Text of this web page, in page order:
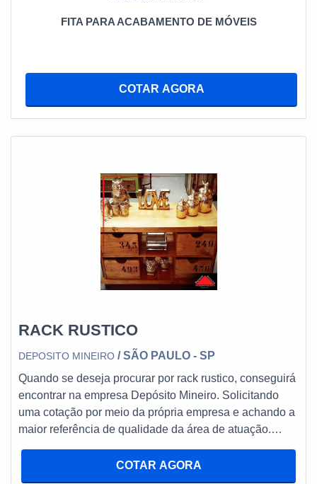
FITA PARA ACABAMENTO DE MÓVEIS
COTAR AGORA
RACK RUSTICO
DEPOSITO MINEIRO / SÃO PAULO - SP
Quando se deseja procurar por rack rustico, conseguirá
encontrar na empresa Depósito Mineiro. Solicitando
uma cotação por meio da própria empresa e achando a
maior referência de qualidade da área de atuação.
Mineiro alcançará excelente custo-benefício com
qualidade e sofisticação. DIFERENCIAIS
COTAR AGORA